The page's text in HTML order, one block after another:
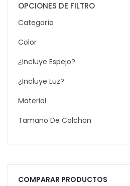
OPCIONES DE FILTRO
Categoría
Color
¿Incluye Espejo?
¿Incluye Luz?
Material
Tamano De Colchon
COMPARAR PRODUCTOS